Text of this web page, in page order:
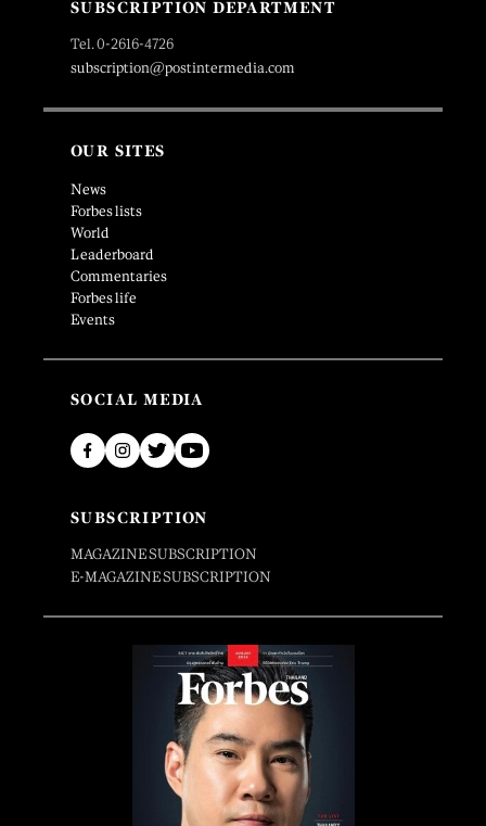
SUBSCRIPTION DEPARTMENT
Tel. 0-2616-4726
subscription@postintermedia.com
OUR SITES
News
Forbes lists
World
Leaderboard
Commentaries
Forbes life
Events
SOCIAL MEDIA
SUBSCRIPTION
MAGAZINE SUBSCRIPTION
E-MAGAZINE SUBSCRIPTION